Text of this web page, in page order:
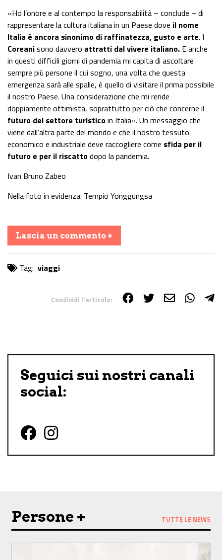
«Ho l’onore e al contempo la responsabilità – conclude – di
rappresentare la cultura italiana in un Paese dove il nome
Italia è ancora sinonimo di raffinatezza, gusto e arte. I
Coreanisono davvero attratti dal vivere italiano. E anche
in questi difficili giorni di pandemia mi capita di ascoltare
sempre più persone il cui sogno, una volta che questa
emergenza sarà alle spalle, è quello di visitare il prima possibile
il nostro Paese. Una considerazione che mi rende
doppiamente ottimista, soprattutto per ciò che concerne il
futuro del settore turisticoin Italia». Un messaggio che
viene dall’altra parte del mondo e che il nostro tessuto
economico e industriale deve raccogliere come sfida per il
futuro e per il riscattodopo la pandemia.
Ivan Bruno Zabeo
Nella foto in evidenza: Tempio Yonggungsa
Lascia un commento +
Tag: viaggi
Condividi l'articolo:
Seguici sui nostri canali
social:
Follow us on Facebook
Follow us on Instagram
Persone + TUTTE LE NEWS